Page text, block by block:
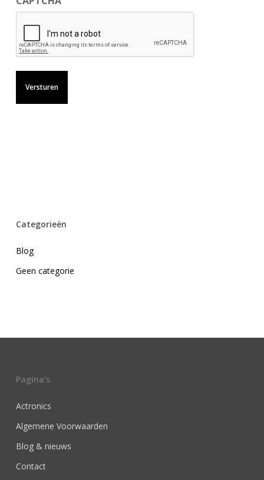
Categorieën
Blog
Geen categorie
Pagina’s
Actronics
Algemene Voorwaarden
Blog & nieuws
Contact